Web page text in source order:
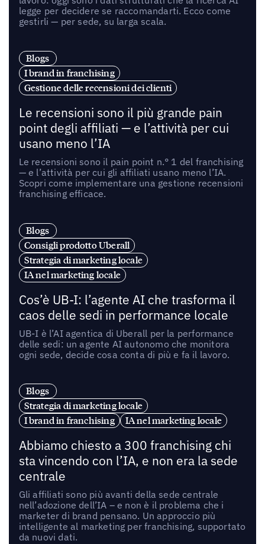
legge per decidere se raccomandarti. Ecco come
gestirli — per sede, su larga scala.
Blogs
I brand in franchising
Gestione delle recensioni dei clienti
Le recensioni sono il più grande pain
point degli affiliati — e l’attività per cui
usano meno l’IA
Le recensioni sono il pain point n.° 1 del franchising
— e l’attività per cui gli affiliati usano meno l’IA.
Scopri come implementare una gestione recensioni
franchising efficace.
Blogs
Consigli prodotto Uberall
Strategia di marketing locale
IA nel marketing locale
Cos’è UB-I: l’agente AI che trasforma il
caos delle sedi in performance locale
UB-I è l’AI agentica di Uberall per la performance
delle sedi: un agente AI autonomo che monitora
ogni sede, decide cosa conta di più e fa il lavoro.
Blogs
Strategia di marketing locale
I brand in franchising
IA nel marketing locale
Abbiamo chiesto a 300 franchising chi
sta vincendo con l’IA, e non era la sede
centrale
Gli affiliati sono più avanti della sede centrale
nell’adozione dell’IA – e non è il problema che i
marketer di brand pensano. Un approccio più
intelligente al marketing per franchising, supportato
da nuovi dati.